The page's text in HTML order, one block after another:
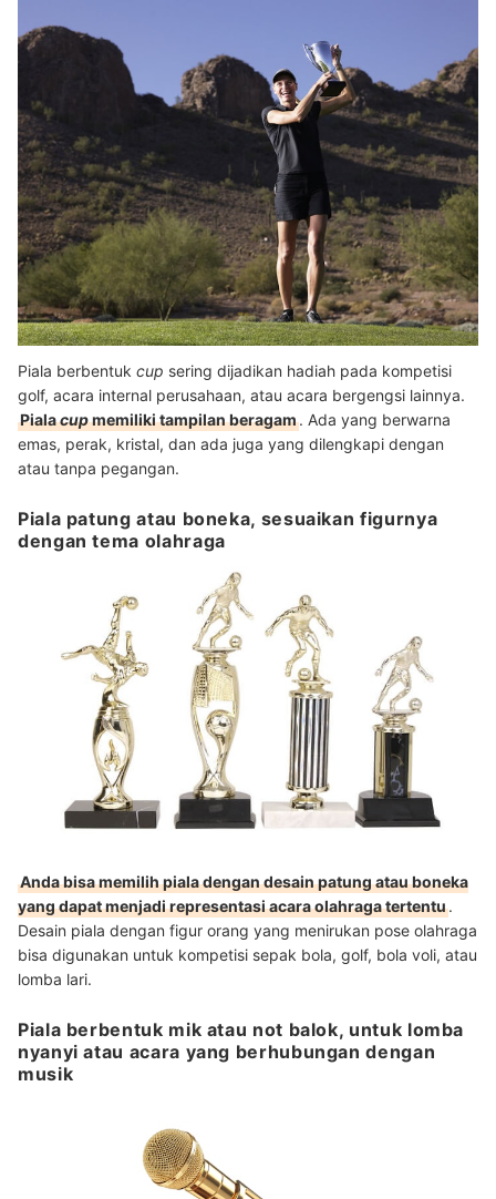
Piala berbentuk cup sering dijadikan hadiah pada kompetisi
golf, acara internal perusahaan, atau acara bergengsi lainnya.
Pialacupmemiliki tampilan beragam. Ada yang berwarna
emas, perak, kristal, dan ada juga yang dilengkapi dengan
atau tanpa pegangan.
Piala patung atau boneka, sesuaikan figurnya
dengan tema olahraga
Anda bisa memilih piala dengan desain patung atau boneka
yang dapat menjadi representasi acara olahraga tertentu.
Desain piala dengan figur orang yang menirukan pose olahraga
bisa digunakan untuk kompetisi sepak bola, golf, bola voli, atau
lomba lari.
Piala berbentuk mik atau not balok, untuk lomba
nyanyi atau acara yang berhubungan dengan
musik